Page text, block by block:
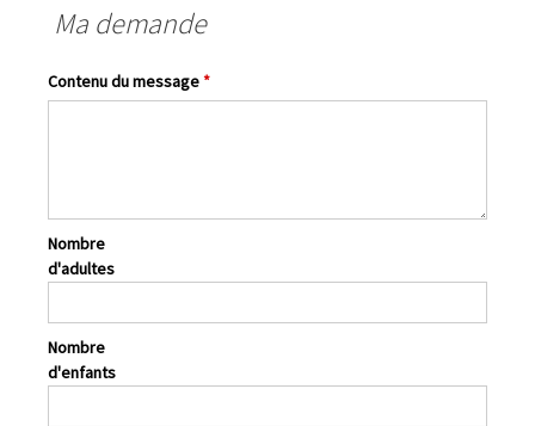
Ma demande
Contenu du message*
Nombre
d'adultes
Nombre
d'enfants